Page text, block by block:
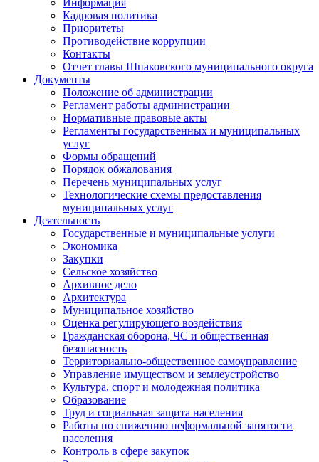
Информация
Кадровая политика
Приоритеты
Противодействие коррупции
Контакты
Отчет главы Шпаковского муниципального округа
Документы
Положение об администрации
Регламент работы администрации
Нормативные правовые акты
Регламенты государственных и муниципальных
услуг
Формы обращений
Порядок обжалования
Перечень муниципальных услуг
Технологические схемы предоставления
муниципальных услуг
Деятельность
Государственные и муниципальные услуги
Экономика
Закупки
Сельское хозяйство
Архивное дело
Архитектура
Муниципальное хозяйство
Оценка регулирующего воздействия
Гражданская оборона, ЧС и общественная
безопасность
Территориально-общественное самоуправление
Управление имуществом и землеустройство
Культура, спорт и молодежная политика
Образование
Труд и социальная защита населения
Работы по снижению неформальной занятости
населения
Контроль в сфере закупок